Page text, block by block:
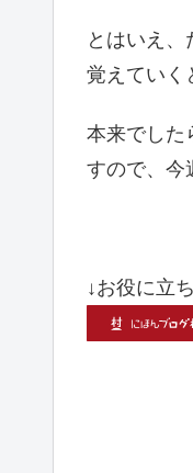
とはいえ
覚えていく
本来でした
すので、今
↓お役に立